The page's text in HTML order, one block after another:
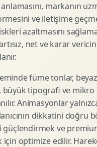
markanın
ve iletişime
azaltmasını
net ve karar
füme tonlar,
büyük tipografi ve mikro
Animasyonlar
dikkatini doğru
ve
optimize edilir.